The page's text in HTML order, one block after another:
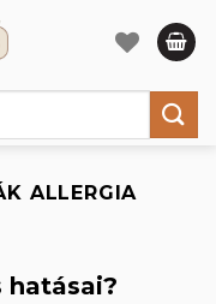
ALLERGIA
hatásai?